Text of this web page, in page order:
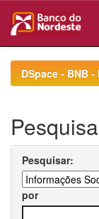
navigationDSpace - BNB
Pesquisar:
por